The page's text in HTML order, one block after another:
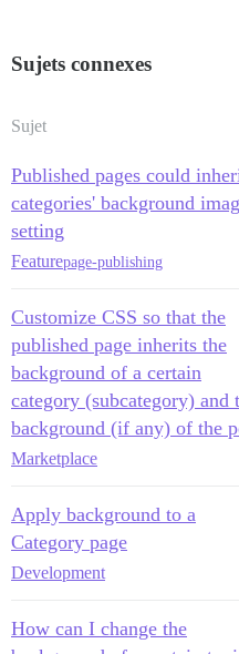
Sujets connexes
Sujet
Published pages could
categories' background
setting
Featurepage-publishing
Customize CSS so that the
published page inherits the
background of a certain
category (subcategory) and
background (if any) of the
Marketplace
Apply background to a
Category page
Development
How can I change the